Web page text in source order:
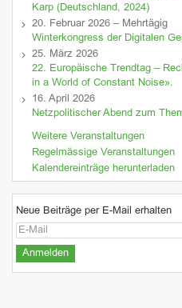
Karp (Deutschland, 2024)
20. Februar 2026 – Mehrtägig
Winterkongress der Digitalen
25. März 2026
22. Europäische Trendtag –
in a World of Constant Noise».
16. April 2026
Netzpolitischer Abend zum
Weitere Veranstaltungen
Regelmässige Veranstaltungen
Kalendereinträge herunterladen
Neue Beiträge per E-Mail erhalten